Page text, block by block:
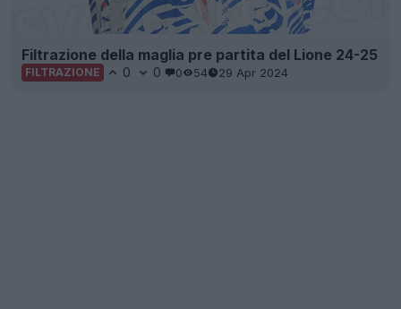
Filtrazione della maglia pre partita del Lione 24-25
FILTRAZIONE 0 0 0 54 29 Apr 2024